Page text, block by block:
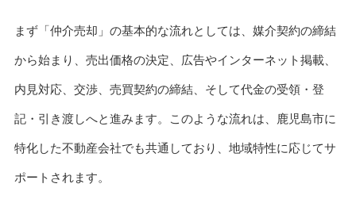
まず「仲介売却」の基本的な流れとしては、媒介契約の締結
から始まり、売出価格の決定、広告やインターネット掲載、
内見対応、交渉、売買契約の締結、そして代金の受領・登
記・引き渡しへと進みます。このような流れは、鹿児島市に
特化した不動産会社でも共通しており、地域特性に応じてサ
ポートされます。